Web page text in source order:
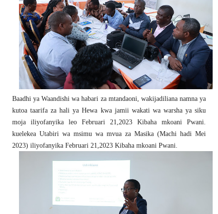
Baadhi ya Waandishi wa habari za mtandaoni, wakijadiliana namna ya
kutoa taarifa za hali ya Hewa kwa jamii wakati wa warsha ya siku
moja iliyofanyika leo Februari 21,2023 Kibaha mkoani Pwani.
kuelekea Utabiri wa msimu wa mvua za Masika (Machi hadi Mei
2023) iliyofanyika Februari 21,2023 Kibaha mkoani Pwani.